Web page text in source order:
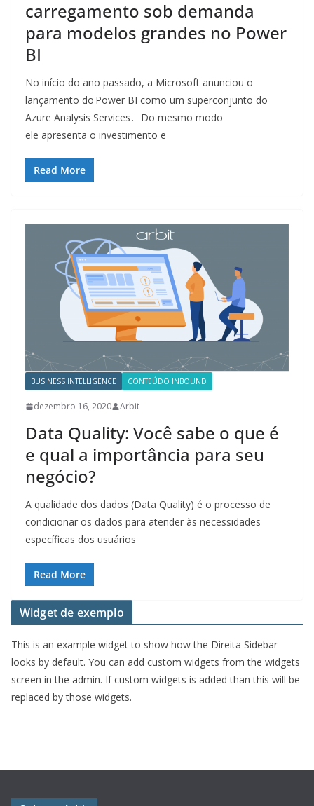
carregamento sob demanda
para modelos grandes no Power
BI
No início do ano passado, a Microsoft anunciou o
lançamento do Power BI como um superconjunto do
Azure Analysis Services . Do mesmo modo
ele apresenta o investimento e
Read More
BUSINESS INTELLIGENCE CONTEÚDO INBOUND
dezembro 16, 2020 Arbit
Data Quality: Você sabe o que é
e qual a importância para seu
negócio?
A qualidade dos dados (Data Quality) é o processo de
condicionar os dados para atender às necessidades
específicas dos usuários
Read More
Widget de exemplo
This is an example widget to show how the Direita Sidebar
looks by default. You can add custom widgets from the widgets
screen in the admin. If custom widgets is added than this will be
replaced by those widgets.